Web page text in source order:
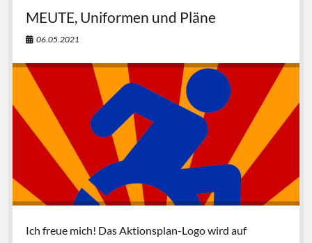
MEUTE, Uniformen und Pläne
06.05.2021
Ich freue mich! Das Aktionsplan-Logo wird auf